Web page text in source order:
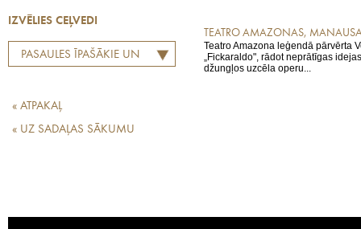
IZVĒLIES CEĻVEDI
PASAULES ĪPAŠĀKIE UN
« ATPAKAĻ
« UZ SADAĻAS SĀKUMU
TEATRO AMAZONAS,
Teatro Amazona leģendā pārvērta
„Fickaraldo", rādot neprātīgas
džungļos uzcēla operu...